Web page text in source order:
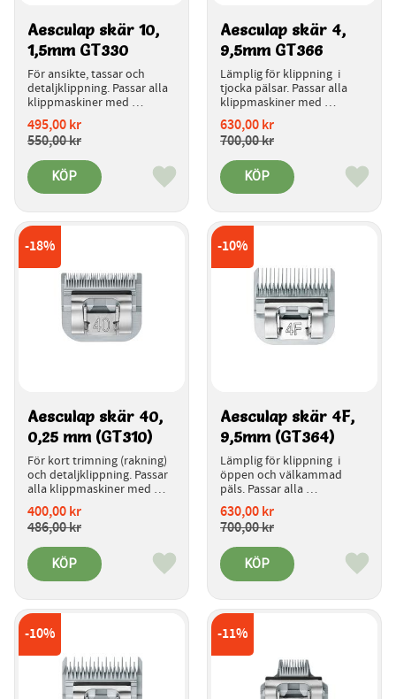
Aesculap skär 10,
1,5mm GT330
För ansikte, tassar och
detaljklippning. Passar alla
klippmaskiner med
snabbkoppling för skären.
495,00kr
550,00kr
Lägg till i favoriter
KÖP
Aesculap skär 4,
9,5mm GT366
Lämplig för klippning  i
tjocka pälsar. Passar alla
klippmaskiner med
snabbkoppling för skären.
630,00kr
700,00kr
Lägg
KÖP
Aesculap skär 40,
0,25 mm (GT310)
För kort trimning (rakning)
och detaljklippning. Passar
alla klippmaskiner med
snabbkoppling för skären.
400,00kr
486,00kr
18%
Lägg till i favoriter
KÖP
Aesculap skär 4F,
9,5mm (GT364)
Lämplig för klippning  i
öppen och välkammad
päls. Passar alla
klippmaskiner med
snabbkoppling för skären.
630,00kr
700,00kr
10%
Lägg
KÖP
10% 11%